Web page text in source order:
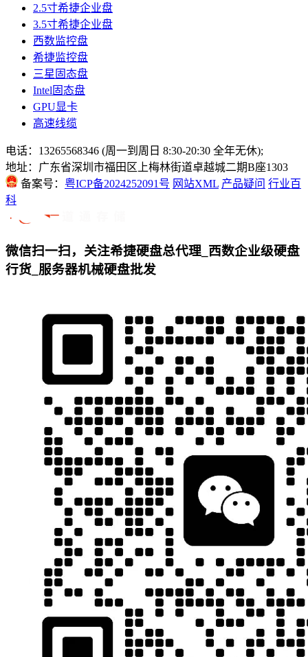
2.5寸希捷企业盘
3.5寸希捷企业盘
西数监控盘
希捷监控盘
三星固态盘
Intel固态盘
GPU显卡
高速线缆
电话：13265568346 (周一到周日 8:30-20:30 全年无休);
地址：广东省深圳市福田区上梅林街道卓越城二期B座1303
备案号： 粤ICP备2024252091号 网站XML 产品疑问 行业百
科
微信扫一扫，关注希捷硬盘总代理_西数企业级硬盘
行货_服务器机械硬盘批发